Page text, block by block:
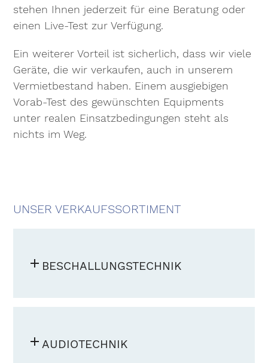
stehen Ihnen jederzeit für eine Beratung oder
einen Live-Test zur Verfügung.
Ein weiterer Vorteil ist sicherlich, dass wir viele
Geräte, die wir verkaufen, auch in unserem
Vermietbestand haben. Einem ausgiebigen
Vorab-Test des gewünschten Equipments
unter realen Einsatzbedingungen steht als
nichts im Weg.
UNSER VERKAUFSSORTIMENT
BESCHALLUNGSTECHNIK
AUDIOTECHNIK